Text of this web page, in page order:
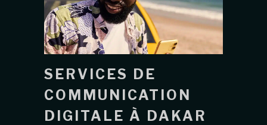
SERVICES DE
COMMUNICATION
DIGITALE À DAKAR